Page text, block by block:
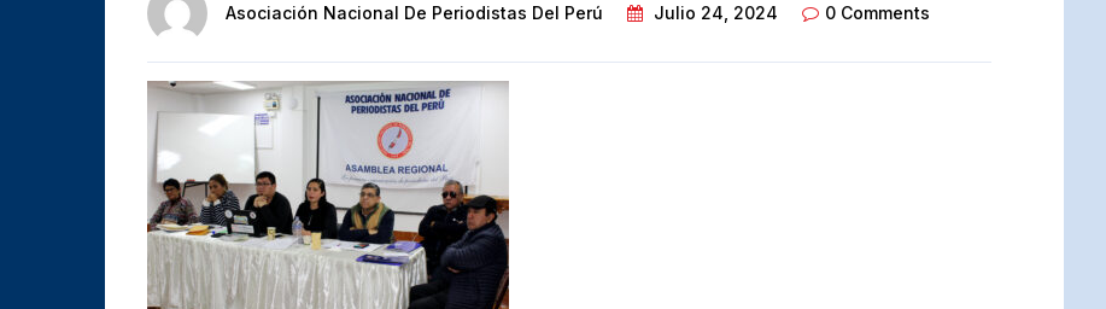
Asociación Nacional De Periodistas Del Perú Julio 24, 2024 0 Comments